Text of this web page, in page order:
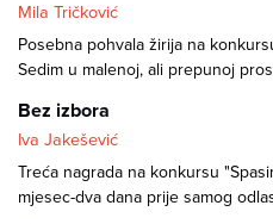
Mila Tričković
Posebna pohvala žirija na
Sedim u malenoj, ali prepunoj
Bez izbora
Iva Jakešević
Treća nagrada na konkursu
mjesec-dva dana prije samog